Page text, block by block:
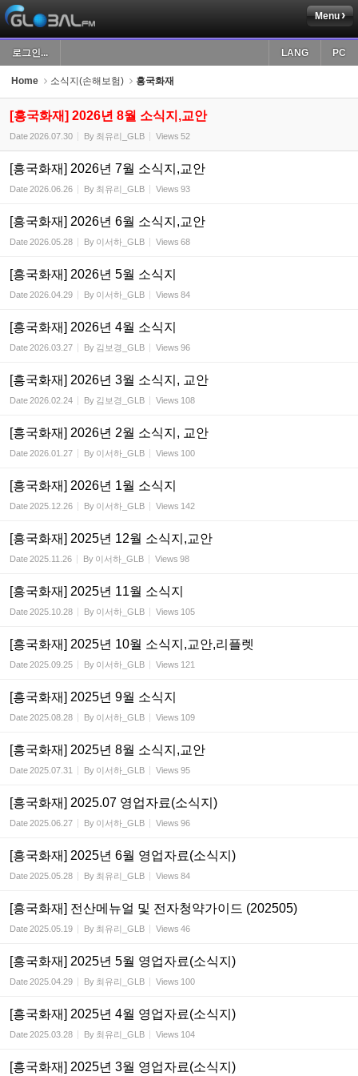
Menu
로그인... PC
LANG
Home 소식지(손해보험) 흥국화재
[흥국화재] 2026년 8월 소식지,교안
Date2026.07.30 By 최유리_GLB Views 52
[흥국화재] 2026년 7월 소식지,교안
Date2026.06.26 By 최유리_GLB Views 93
[흥국화재] 2026년 6월 소식지,교안
Date2026.05.28 By 이서하_GLB Views 68
[흥국화재] 2026년 5월 소식지
Date2026.04.29 By 이서하_GLB Views 84
[흥국화재] 2026년 4월 소식지
Date2026.03.27 By 김보경_GLB Views 96
[흥국화재] 2026년 3월 소식지, 교안
Date2026.02.24 By 김보경_GLB Views 108
[흥국화재] 2026년 2월 소식지, 교안
Date2026.01.27 By 이서하_GLB Views 100
[흥국화재] 2026년 1월 소식지
Date2025.12.26 By 이서하_GLB Views 142
[흥국화재] 2025년 12월 소식지,교안
Date2025.11.26 By 이서하_GLB Views 98
[흥국화재] 2025년 11월 소식지
Date2025.10.28 By 이서하_GLB Views 105
[흥국화재] 2025년 10월 소식지,교안,리플렛
Date2025.09.25 By 이서하_GLB Views 121
[흥국화재] 2025년 9월 소식지
Date2025.08.28 By 이서하_GLB Views 109
[흥국화재] 2025년 8월 소식지,교안
Date2025.07.31 By 이서하_GLB Views 95
[흥국화재] 2025.07 영업자료(소식지)
Date2025.06.27 By 이서하_GLB Views 96
[흥국화재] 2025년 6월 영업자료(소식지)
Date2025.05.28 By 최유리_GLB Views 84
[흥국화재] 전산메뉴얼 및 전자청약가이드 (202505)
Date2025.05.19 By 최유리_GLB Views 46
[흥국화재] 2025년 5월 영업자료(소식지)
Date2025.04.29 By 최유리_GLB Views 100
[흥국화재] 2025년 4월 영업자료(소식지)
Date2025.03.28 By 최유리_GLB Views 104
[흥국화재] 2025년 3월 영업자료(소식지)
Sketchbook5, 스케치북5
Sketchbook5, 스케치북5